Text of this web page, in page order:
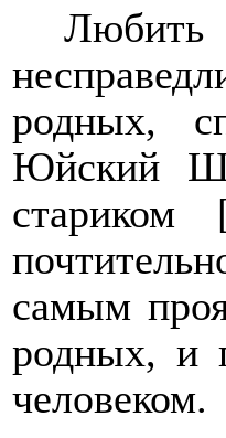
родных,
Юйский
самым
родных, и
человеком.